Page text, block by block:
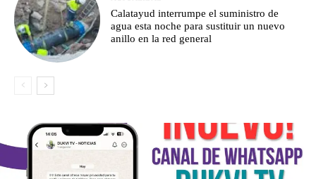
Calatayud interrumpe el suministro de
agua esta noche para sustituir un nuevo
anillo en la red general